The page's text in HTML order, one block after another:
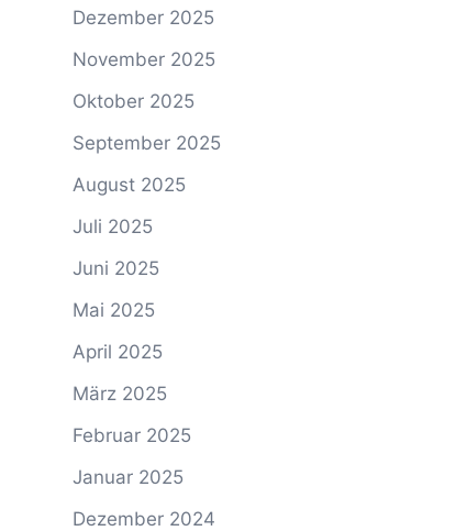
Dezember 2025
November 2025
Oktober 2025
September 2025
August 2025
Juli 2025
Juni 2025
Mai 2025
April 2025
März 2025
Februar 2025
Januar 2025
Dezember 2024